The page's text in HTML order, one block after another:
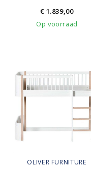
€1.839,00
Op voorraad
OLIVER FURNITURE